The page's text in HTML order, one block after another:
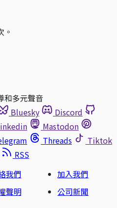
。
和多元聲音
Bluesky
Discord
Mastodon
Threads
Tiktok
RSS
我們
加入我們
聲明
公司新聞